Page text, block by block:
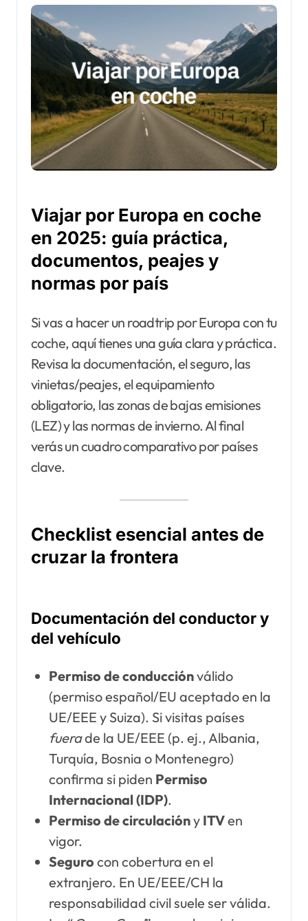
Viajar por Europa en coche
en 2025: guía práctica,
documentos, peajes y
normas por país
Si vas a hacer un roadtrip por Europa con tu
coche, aquí tienes una guía clara y práctica.
Revisa la documentación, el seguro, las
vinietas/peajes, el equipamiento
obligatorio, las zonas de bajas emisiones
(LEZ) y las normas de invierno. Al final
verás un cuadro comparativo por países
clave.
Checklist esencial antes de
cruzar la frontera
Documentación del conductor y
del vehículo
Permiso de conducciónválido
(permiso español/EU aceptado en la
UE/EEE y Suiza). Si visitas países
fuerade la UE/EEE (p. ej., Albania,
Turquía, Bosnia o Montenegro)
confirma si piden Permiso
Internacional (IDP).
Permiso de circulacióny ITVen
vigor.
Seguro con cobertura en el
extranjero. En UE/EEE/CH la
responsabilidad civil suele ser válida.